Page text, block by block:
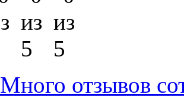
Много отзывов